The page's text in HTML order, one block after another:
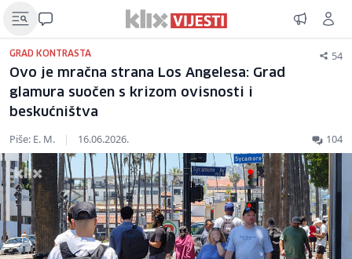
GRAD KONTRASTA 54
Ovo je mračna strana Los Angelesa: Grad
glamura suočen s krizom ovisnosti i
beskućništva
Piše: E. M. | 16.06.2026. 104